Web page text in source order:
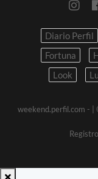
Diario Perfil
Fortuna
Look
weekend.perfil.com -